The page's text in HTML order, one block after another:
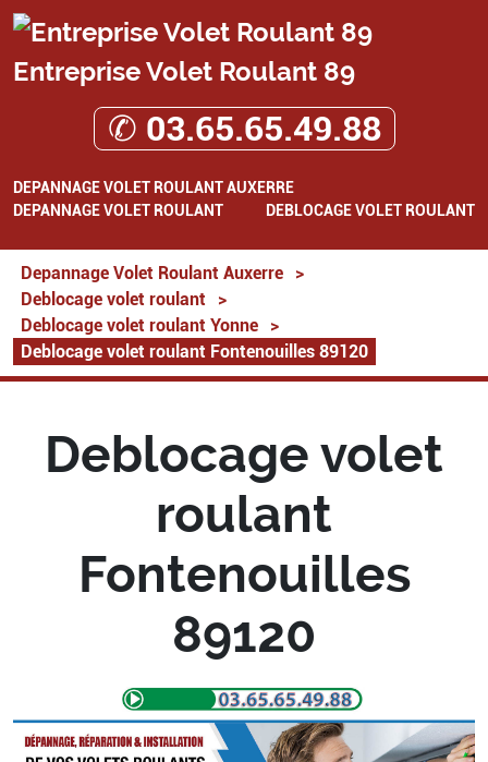
Entreprise Volet Roulant 89
✆ 03.65.65.49.88
DEPANNAGE VOLET ROULANT AUXERRE
DEPANNAGE VOLET ROULANT
DEBLOCAGE VOLET ROULANT
Depannage Volet Roulant Auxerre
>
Deblocage volet roulant
>
Deblocage volet roulant Yonne
>
Deblocage volet roulant Fontenouilles 89120
Deblocage volet
roulant
Fontenouilles
89120